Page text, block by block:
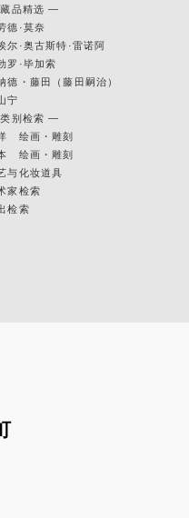
品精选 —
德·莫奈
尔·奥古斯特·雷诺阿
罗·毕加索
德・藤田（藤田嗣治）
宁
别检索 —
绘画・雕刻
绘画・雕刻
与化妆道具
家检索
检索